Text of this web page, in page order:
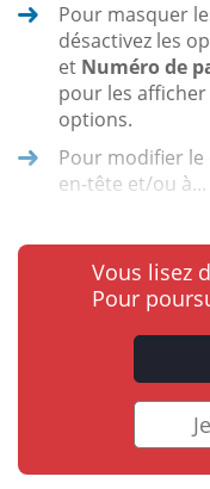
Pour masquer
désactivez les
et Numéro de
pour les afficher
options.
Pour modifier le
en-tête et/ou à...
Vous lisez
Pour